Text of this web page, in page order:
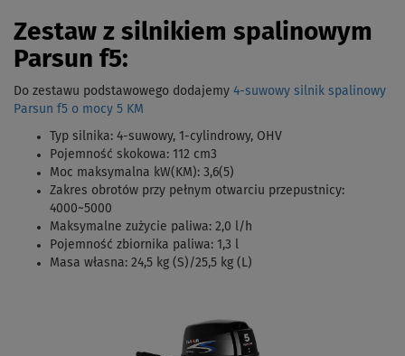
Zestaw z silnikiem spalinowym
Parsun f5:
Do zestawu podstawowego dodajemy 4-suwowy silnik spalinowy
Parsun f5 o mocy 5 KM
Typ silnika: 4-suwowy, 1-cylindrowy, OHV
Pojemność skokowa: 112 cm3
Moc maksymalna kW(KM): 3,6(5)
Zakres obrotów przy pełnym otwarciu przepustnicy:
4000~5000
Maksymalne zużycie paliwa: 2,0 l/h
Pojemność zbiornika paliwa: 1,3 l
Masa własna: 24,5 kg (S)/25,5 kg (L)